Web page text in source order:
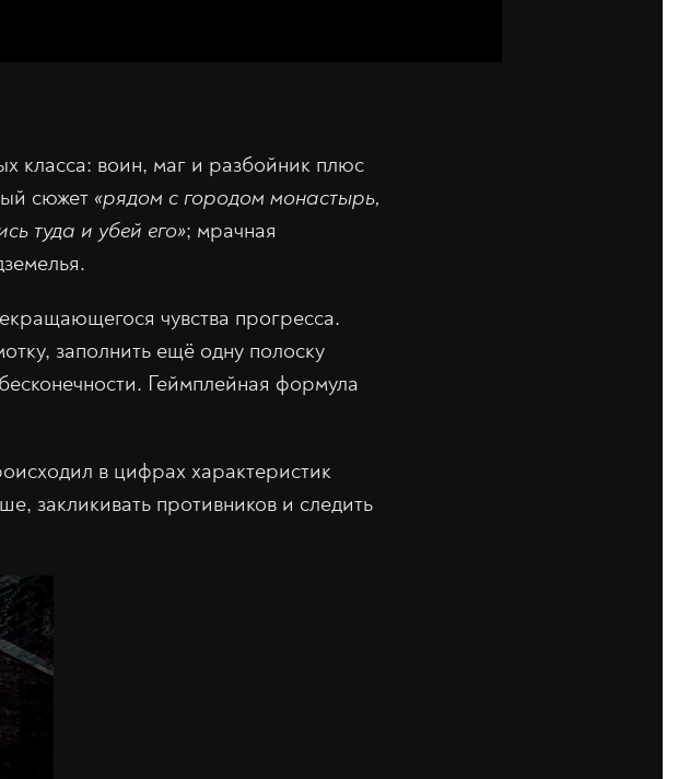
класса: воин, маг и разбойник плюс
сюжет «рядом с городом монастырь,
туда и убей его»; мрачная
чувства прогресса.
заполнить ещё одну полоску
Геймплейная формула
в цифрах характеристик
закликивать противников и следить